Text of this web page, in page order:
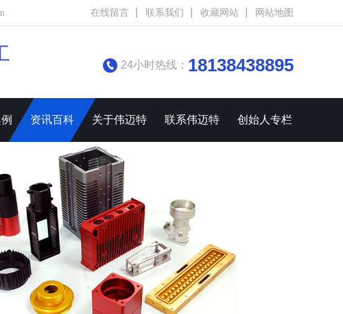
在线留言 联系我们 收藏网站 网站地图
24小时热线： 18138438895
资讯百科 关于伟迈特 联系伟迈特 创始人专栏